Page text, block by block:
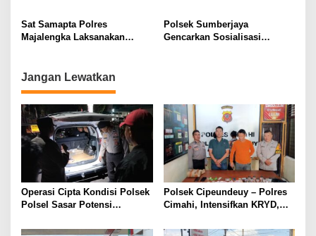
Jam Pimpinan
Sat Samapta Polres
Majalengka Laksanakan
Polsek Sumberjaya
Gencarkan Sosialisasi
Jangan Lewatkan
Operasi Cipta Kondisi Polsek
Polsel Sasar Potensi
Malam Hari
Polsek Cipeundeuy – Polres
Cimahi, Intensifkan KRYD,
Peredaran Narkoba, Miras